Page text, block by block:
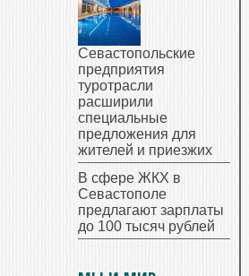
Севастопольские
предприятия
туротрасли
расширили
специальные
предложения для
жителей и приезжих
В сфере ЖКХ в
Севастополе
предлагают зарплаты
до 100 тысяч рублей